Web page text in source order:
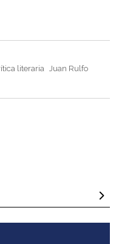
literaria
Juan Rulfo